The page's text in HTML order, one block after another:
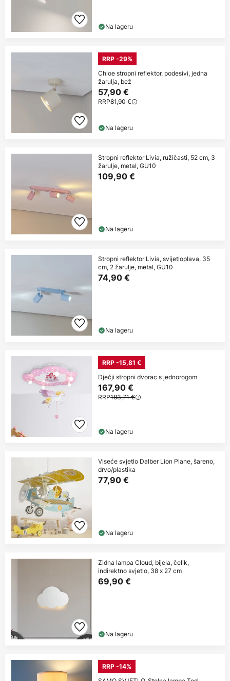
Na lageru
RRP -29%
Chloe stropni reflektor, podesivi, jedna
žarulja, bež
57,90 €
RRP81,90 €
Na lageru
Stropni reflektor Livia, ružičasti, 52 cm, 3
žarulje, metal, GU10
109,90 €
Na lageru
Stropni reflektor Livia, svijetloplava, 35
cm, 2 žarulje, metal, GU10
74,90 €
Na lageru
RRP -15,81 €
Dječji stropni dvorac s jednorogom
167,90 €
RRP183,71 €
Na lageru
Viseće svjetlo Dalber Lion Plane, šareno,
drvo/plastika
77,90 €
Na lageru
Zidna lampa Cloud, bijela, čelik,
indirektno svjetlo, 38 x 27 cm
69,90 €
Na lageru
RRP -14%